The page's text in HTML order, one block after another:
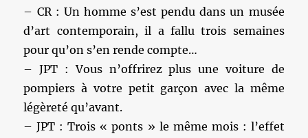
– CR : Un homme s’est pendu dans un musée
d’art contemporain, il a fallu trois semaines
pour qu’on s’en rende compte…
– JPT : Vous n’offrirez plus une voiture de
pompiers à votre petit garçon avec la même
légèreté qu’avant.
– JPT : Trois « ponts » le même mois : l’effet